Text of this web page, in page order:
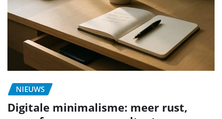
NIEUWS
Digitale minimalisme: meer rust,